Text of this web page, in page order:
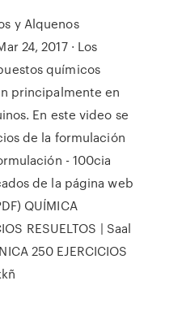
y Alquenos
24, 2017 · Los
químicos
principalmente en
En este video se
de la formulación
- 100cia
de la página web
QUÍMICA
RESUELTOS | Saal
250 EJERCICIOS